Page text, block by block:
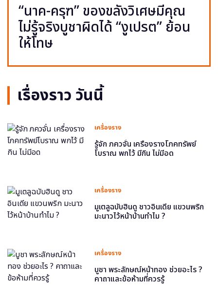
“นาค-ครุฑ” ของขลังวิเศษมีคุณ
ไม่รู้จริงบูชาผิดได้ “งูเปรต” ย้อน
ให้โทษ
เรื่องราว วันนี้
เครื่องราง
รู้จัก ภควจั่น เครื่องรางโภคทรัพย์
โบราณ พกไว้ มีกิน ไม่มีอด
เครื่องราง
มูเตลูฉบับฮินดู ชาวอินเดีย แขวนพริก
มะนาวไว้หน้าบ้านทำไม ?
เครื่องราง
บูชา พระลักษณ์หน้าทอง ช่วยอะไร ?
คาถาและข้อห้ามที่ควรรู้